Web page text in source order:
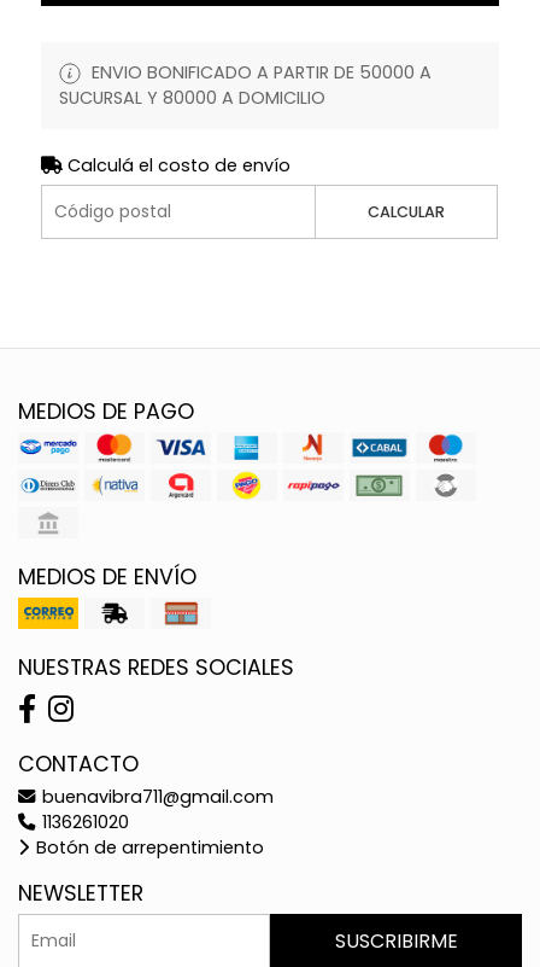
ENVIO BONIFICADO A PARTIR DE 50000 A
SUCURSAL Y 80000 A DOMICILIO
Calculá el costo de envío
CALCULAR
MEDIOS DE PAGO
MEDIOS DE ENVÍO
NUESTRAS REDES SOCIALES
CONTACTO
buenavibra711@gmail.com
1136261020
Botón de arrepentimiento
NEWSLETTER
SUSCRIBIRME